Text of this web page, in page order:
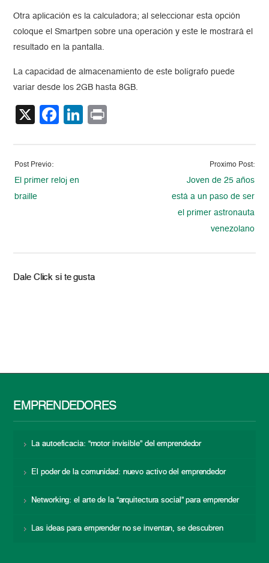
Otra aplicación es la calculadora; al seleccionar esta opción
coloque el Smartpen sobre una operación y este le mostrará el
resultado en la pantalla.
La capacidad de almacenamiento de este bolígrafo puede
variar desde los 2GB hasta 8GB.
X Facebook
LinkedIn
Post Previo:
El primer reloj en
braille
Proximo Post:
Joven de 25 años
está a un paso de ser
el primer astronauta
venezolano
Dale Click si te gusta
EMPRENDEDORES
La autoeficacia: “motor invisible” del emprendedor
El poder de la comunidad: nuevo activo del emprendedor
Networking: el arte de la “arquitectura social” para emprender
Las ideas para emprender no se inventan, se descubren